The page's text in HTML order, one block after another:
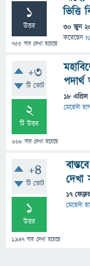
1
উত্তর
755 বার দেখা হয়েছে
ভিত্তি
30 জুন
করেছেন
+3
টি ভোট
2
টি উত্তর
668 বার দেখা হয়েছে
18
মেহেদী
+4
টি ভোট
1
উত্তর
1,947 বার দেখা হয়েছে
দেখা
17
মেহেদী